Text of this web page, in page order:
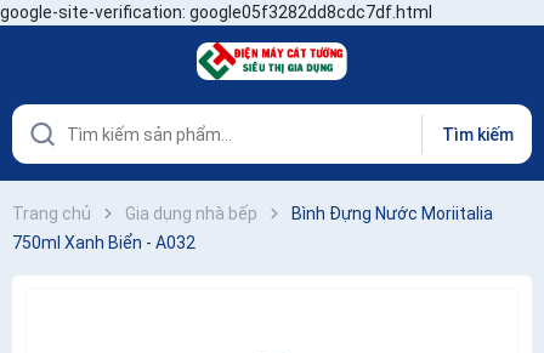
google-site-verification: google05f3282dd8cdc7df.html
Tìm kiếm
Trang chủ Gia dụng nhà bếp
Bình Đựng Nước Moriitalia
750ml Xanh Biển - A032